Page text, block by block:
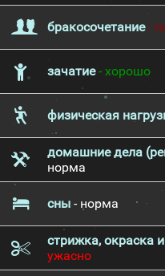
бракосочетание-
зачатие- хорошо
физическая
домашние дела
норма
сны - норма
стрижка, окраска
ужасно